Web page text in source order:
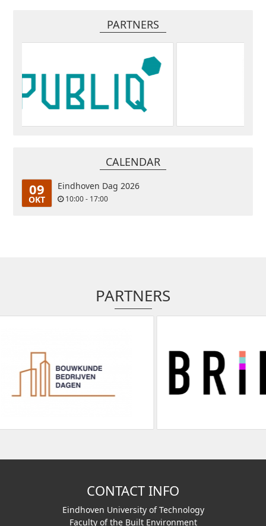
PARTNERS
CALENDAR
09
OKT
Eindhoven Dag 2026
10:00 - 17:00
PARTNERS
CONTACT INFO
Eindhoven University of Technology
Faculty of the Built Environment